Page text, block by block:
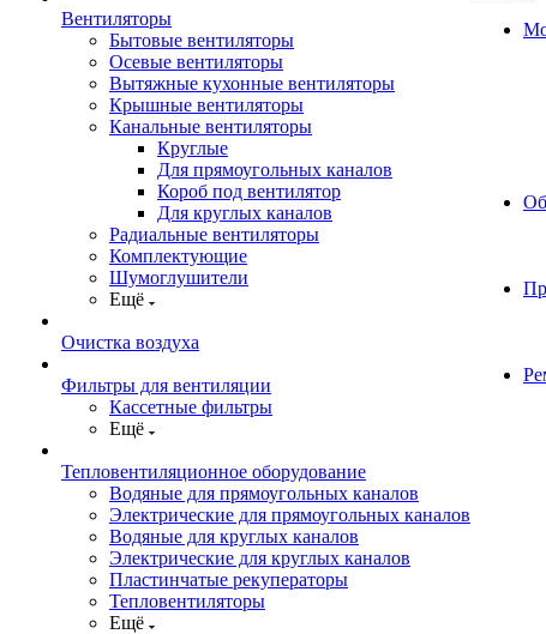
Вентиляторы
Бытовые вентиляторы
Осевые вентиляторы
Вытяжные кухонные вентиляторы
Крышные вентиляторы
Канальные вентиляторы
Круглые
Для прямоугольных каналов
Короб под вентилятор
Для круглых каналов
Радиальные вентиляторы
Комплектующие
Шумоглушители
Ещё
Очистка воздуха
Фильтры для вентиляции
Кассетные фильтры
Ещё
Тепловентиляционное оборудование
Водяные для прямоугольных каналов
Электрические для прямоугольных каналов
Водяные для круглых каналов
Электрические для круглых каналов
Пластинчатые рекуператоры
Тепловентиляторы
Ещё